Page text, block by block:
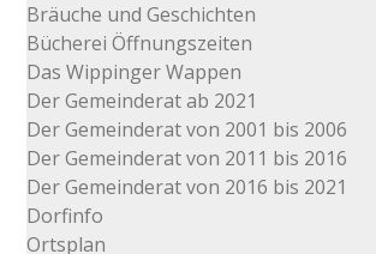
Bräuche und Geschichten
Bücherei Öffnungszeiten
Das Wippinger Wappen
Der Gemeinderat ab 2021
Der Gemeinderat von 2001 bis 2006
Der Gemeinderat von 2011 bis 2016
Der Gemeinderat von 2016 bis 2021
Dorfinfo
Ortsplan